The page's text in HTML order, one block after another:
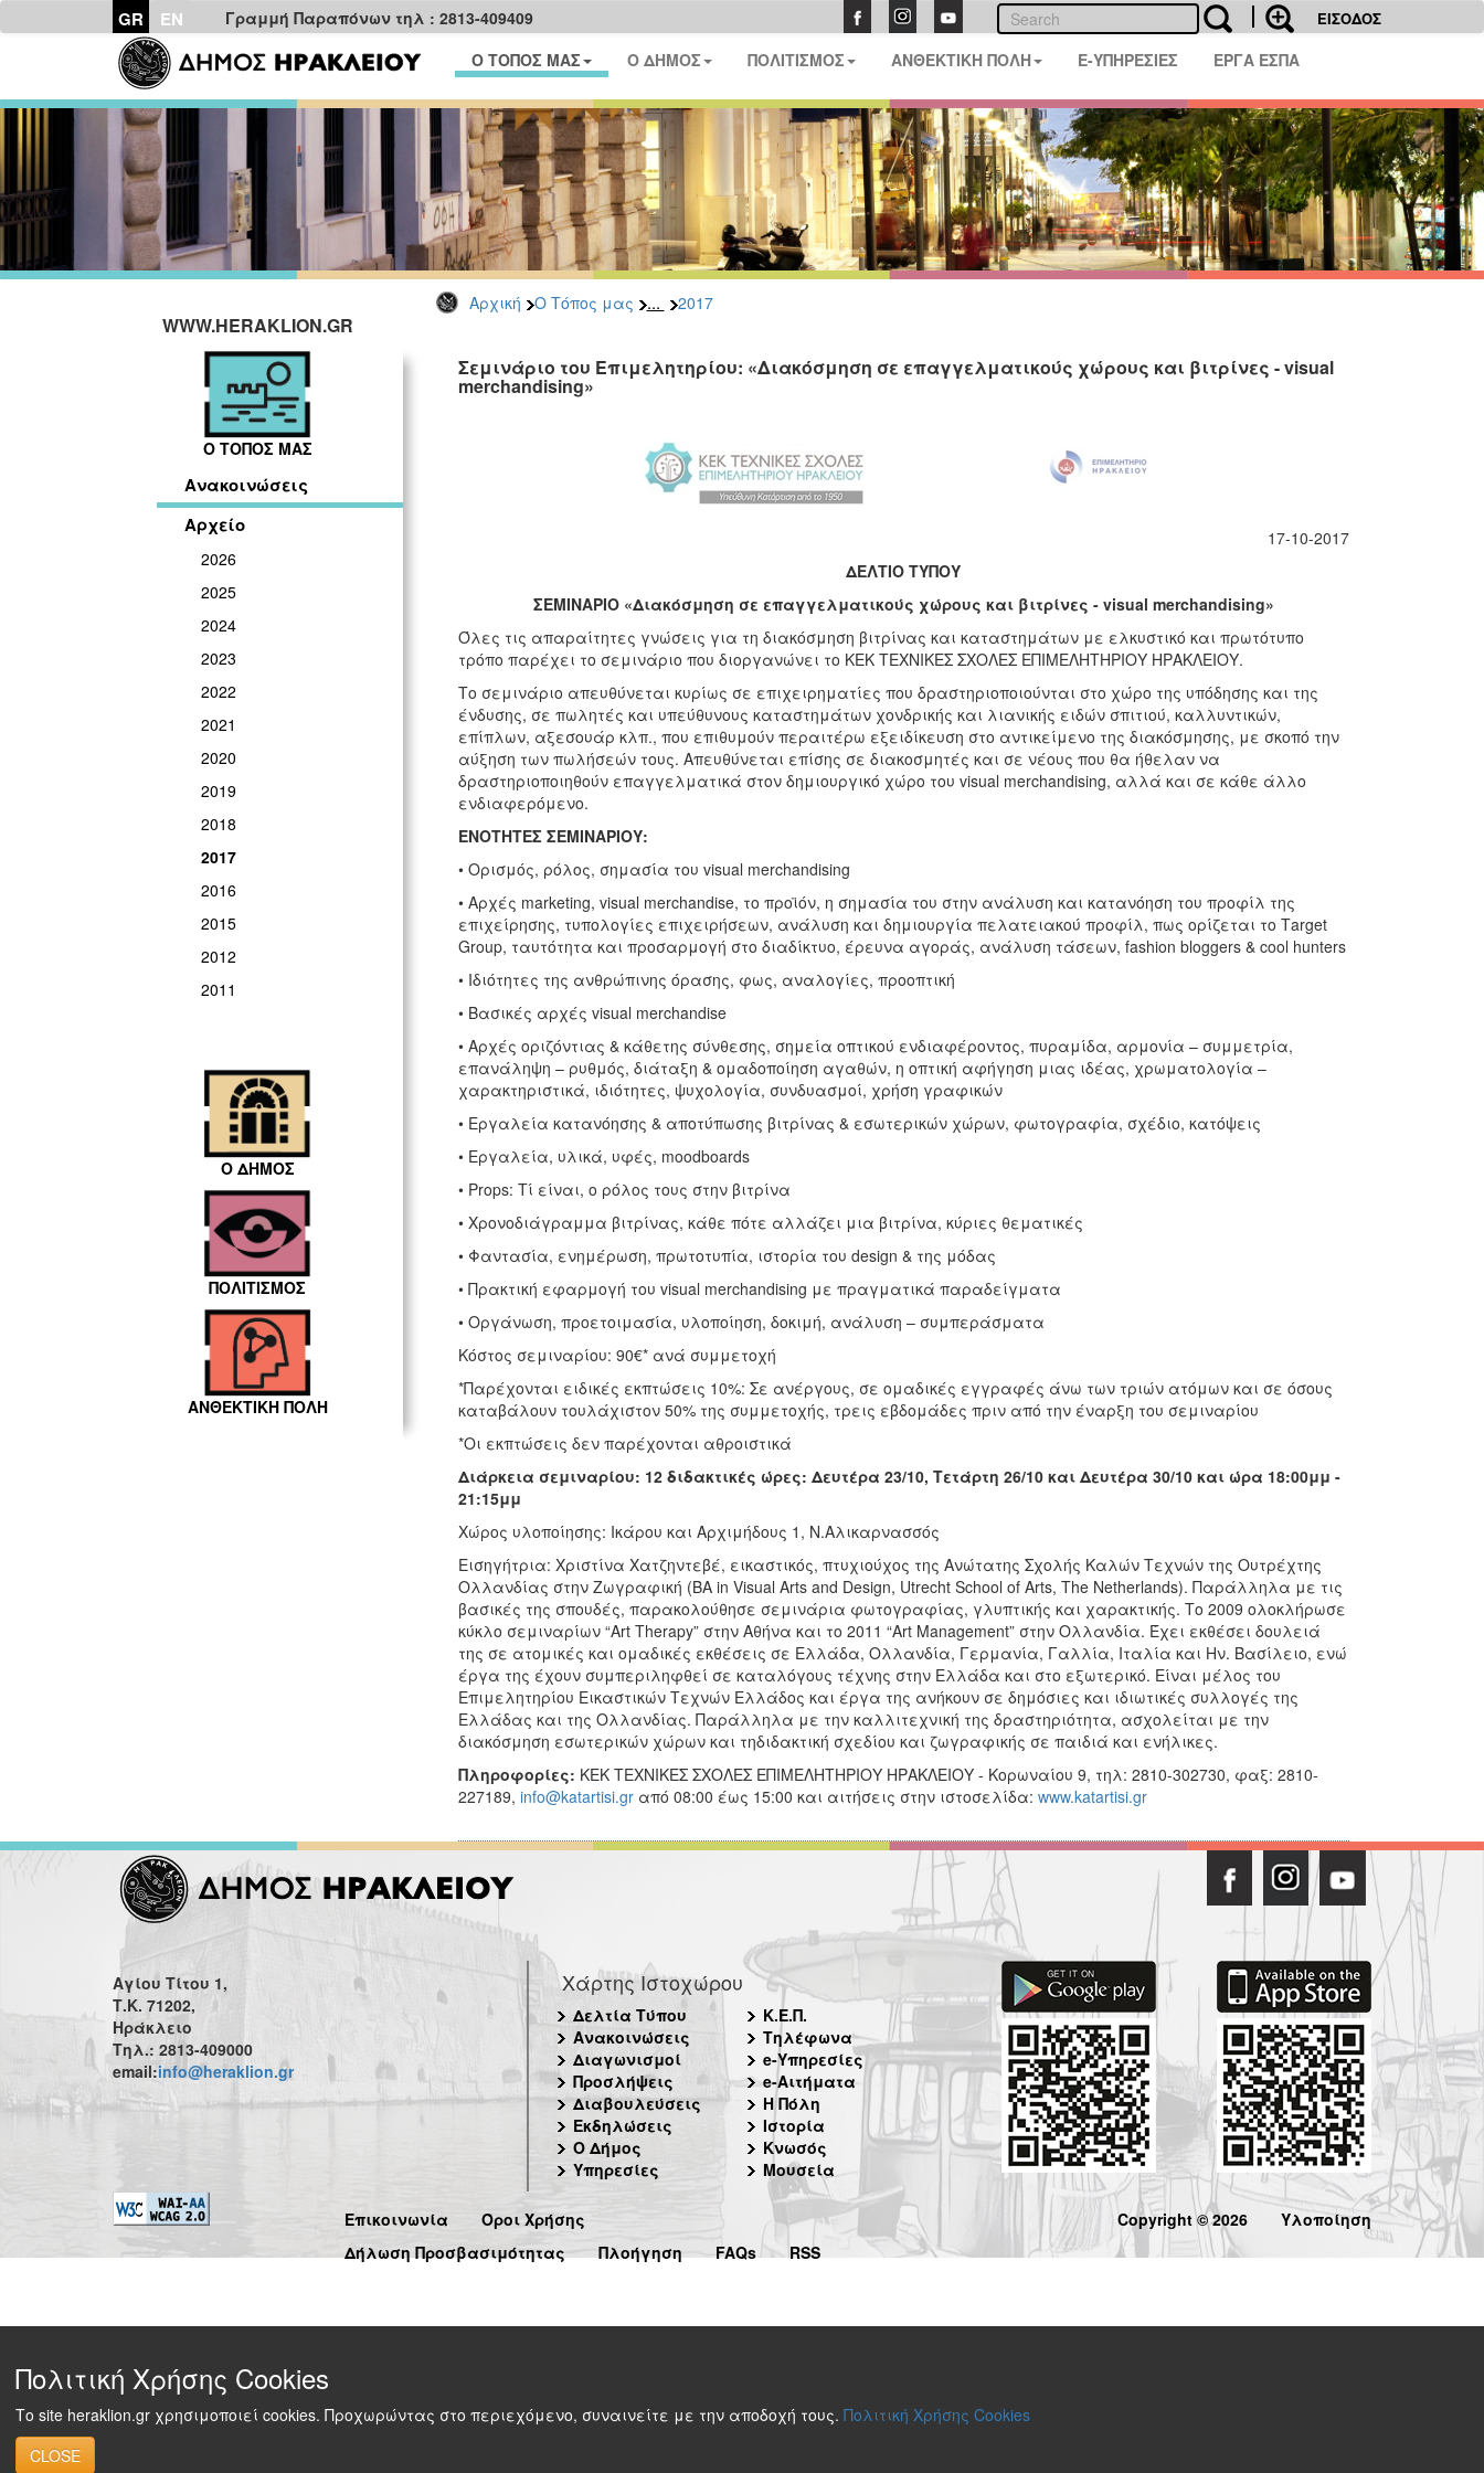
GR EN Γραμμή Παραπόνων τηλ : 2813-409409 ΕΙΣΟΔΟΣ
Ο ΤΟΠΟΣ ΜΑΣ Ο ΔΗΜΟΣ ΠΟΛΙΤΙΣΜΟΣ ΑΝΘΕΚΤΙΚΗ ΠΟΛΗ E-ΥΠΗΡΕΣΙΕΣ ΕΡΓΑ ΕΣΠΑ
Αρχική Ο Τόπος μας ... 2017
WWW.HERAKLION.GR
Ο ΤΟΠΟΣ ΜΑΣ
Ανακοινώσεις
Αρχείο
2026
2025
2024
2023
2022
2021
2020
2019
2018
2017
2016
2015
2012
2011
Ο ΔΗΜΟΣ
ΠΟΛΙΤΙΣΜΟΣ
ΑΝΘΕΚΤΙΚΗ ΠΟΛΗ
Σεμινάριο του Επιμελητηρίου: «Διακόσμηση σε επαγγελματικούς χώρους και βιτρίνες - visual
merchandising»
17-10-2017
ΔΕΛΤΙΟ ΤΥΠΟΥ
ΣΕΜΙΝΑΡΙΟ «Διακόσμηση σε επαγγελματικούς χώρους και βιτρίνες - visual merchandising»
Όλες τις απαραίτητες γνώσεις για τη διακόσμηση βιτρίνας και καταστημάτων με ελκυστικό και πρωτότυπο
τρόπο παρέχει το σεμινάριο που διοργανώνει το ΚΕΚ ΤΕΧΝΙΚΕΣ ΣΧΟΛΕΣ ΕΠΙΜΕΛΗΤΗΡΙΟΥ ΗΡΑΚΛΕΙΟΥ.
Το σεμινάριο απευθύνεται κυρίως σε επιχειρηματίες που δραστηριοποιούνται στο χώρο της υπόδησης και της
ένδυσης, σε πωλητές και υπεύθυνους καταστημάτων χονδρικής και λιανικής ειδών σπιτιού, καλλυντικών,
επίπλων, αξεσουάρ κλπ., που επιθυμούν περαιτέρω εξειδίκευση στο αντικείμενο της διακόσμησης, με σκοπό την
αύξηση των πωλήσεών τους. Απευθύνεται επίσης σε διακοσμητές και σε νέους που θα ήθελαν να
δραστηριοποιηθούν επαγγελματικά στον δημιουργικό χώρο του visual merchandising, αλλά και σε κάθε άλλο
ενδιαφερόμενο.
ΕΝΟΤΗΤΕΣ ΣΕΜΙΝΑΡΙΟΥ:
• Ορισμός, ρόλος, σημασία του visual merchandising
• Αρχές marketing, visual merchandise, το προϊόν, η σημασία του στην ανάλυση και κατανόηση του προφίλ της
επιχείρησης, τυπολογίες επιχειρήσεων, ανάλυση και δημιουργία πελατειακού προφίλ, πως ορίζεται το Τarget
Group, ταυτότητα και προσαρμογή στο διαδίκτυο, έρευνα αγοράς, ανάλυση τάσεων, fashion bloggers & cool hunters
• Ιδιότητες της ανθρώπινης όρασης, φως, αναλογίες, προοπτική
• Βασικές αρχές visual merchandise
• Αρχές οριζόντιας & κάθετης σύνθεσης, σημεία οπτικού ενδιαφέροντος, πυραμίδα, αρμονία – συμμετρία,
επανάληψη – ρυθμός, διάταξη & ομαδοποίηση αγαθών, η οπτική αφήγηση μιας ιδέας, χρωματολογία –
χαρακτηριστικά, ιδιότητες, ψυχολογία, συνδυασμοί, χρήση γραφικών
• Εργαλεία κατανόησης & αποτύπωσης βιτρίνας & εσωτερικών χώρων, φωτογραφία, σχέδιο, κατόψεις
• Εργαλεία, υλικά, υφές, moodboards
• Props: Τί είναι, ο ρόλος τους στην βιτρίνα
• Χρονοδιάγραμμα βιτρίνας, κάθε πότε αλλάζει μια βιτρίνα, κύριες θεματικές
• Φαντασία, ενημέρωση, πρωτοτυπία, ιστορία του design & της μόδας
• Πρακτική εφαρμογή του visual merchandising με πραγματικά παραδείγματα
• Οργάνωση, προετοιμασία, υλοποίηση, δοκιμή, ανάλυση – συμπεράσματα
Κόστος σεμιναρίου: 90€* ανά συμμετοχή
*Παρέχονται ειδικές εκπτώσεις 10%: Σε ανέργους, σε ομαδικές εγγραφές άνω των τριών ατόμων και σε όσους
καταβάλουν τουλάχιστον 50% της συμμετοχής, τρεις εβδομάδες πριν από την έναρξη του σεμιναρίου
*Οι εκπτώσεις δεν παρέχονται αθροιστικά
Διάρκεια σεμιναρίου: 12 διδακτικές ώρες: Δευτέρα 23/10, Τετάρτη 26/10 και Δευτέρα 30/10 και ώρα 18:00μμ -
21:15μμ
Χώρος υλοποίησης: Ικάρου και Αρχιμήδους 1, Ν.Αλικαρνασσός
Εισηγήτρια: Χριστίνα Χατζηντεβέ, εικαστικός, πτυχιούχος της Ανώτατης Σχολής Καλών Τεχνών της Ουτρέχτης
Ολλανδίας στην Ζωγραφική (ΒΑ in Visual Arts and Design, Utrecht School of Arts, The Netherlands). Παράλληλα με τις
βασικές της σπουδές, παρακολούθησε σεμινάρια φωτογραφίας, γλυπτικής και χαρακτικής. Το 2009 ολοκλήρωσε
κύκλο σεμιναρίων “Art Therapy” στην Αθήνα και το 2011 “Art Management” στην Ολλανδία. Έχει εκθέσει δουλειά
της σε ατομικές και ομαδικές εκθέσεις σε Ελλάδα, Ολλανδία, Γερμανία, Γαλλία, Ιταλία και Ην. Βασίλειο, ενώ
έργα της έχουν συμπεριληφθεί σε καταλόγους τέχνης στην Ελλάδα και στο εξωτερικό. Είναι μέλος του
Επιμελητηρίου Εικαστικών Τεχνών Ελλάδος και έργα της ανήκουν σε δημόσιες και ιδιωτικές συλλογές της
Ελλάδας και της Ολλανδίας. Παράλληλα με την καλλιτεχνική της δραστηριότητα, ασχολείται με την
διακόσμηση εσωτερικών χώρων και τηδιδακτική σχεδίου και ζωγραφικής σε παιδιά και ενήλικες.
Πληροφορίες: ΚΕΚ ΤΕΧΝΙΚΕΣ ΣΧΟΛΕΣ ΕΠΙΜΕΛΗΤΗΡΙΟΥ ΗΡΑΚΛΕΙΟΥ - Κορωναίου 9, τηλ: 2810-302730, φαξ: 2810-
227189, info@katartisi.grαπό 08:00 έως 15:00 και αιτήσεις στην ιστοσελίδα: www.katartisi.gr
Αγίου Τίτου 1,
Τ.Κ. 71202,
Ηράκλειο
Τηλ.: 2813-409000
email:info@heraklion.gr
Χάρτης Ιστοχώρου
Δελτία Τύπου
Ανακοινώσεις
Διαγωνισμοί
Προσλήψεις
Διαβουλεύσεις
Εκδηλώσεις
Ο Δήμος
Υπηρεσίες
Κ.Ε.Π.
Τηλέφωνα
e-Υπηρεσίες
e-Αιτήματα
Η Πόλη
Ιστορία
Κνωσός
Μουσεία
Επικοινωνία
Όροι Χρήσης
Δήλωση Προσβασιμότητας
Πλοήγηση FAQs RSS
Copyright © 2026 Υλοποίηση
Πολιτική Χρήσης Cookies
Το site heraklion.gr χρησιμοποιεί cookies. Προχωρώντας στο περιεχόμενο, συναινείτε με την αποδοχή τους. Πολιτική Χρήσης Cookies
CLOSE